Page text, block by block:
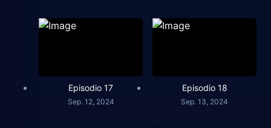
Episodio 17
Sep. 12, 2024
Episodio 18
Sep. 13, 2024